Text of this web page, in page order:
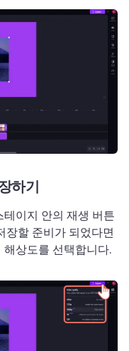
하기
이지 안의 재생 버튼
장할 준비가 되었다면
상도를 선택합니다.